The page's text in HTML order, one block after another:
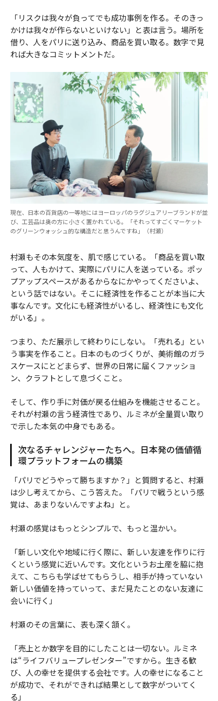
「リスクは我々が負ってでも成功事例を作る。そのきっ
かけは我々が作らないといけない」と表は言う。場所を
借り、人をパリに送り込み、商品を買い取る。数字で見
れば大きなコミットメントだ。
現在、日本の百貨店の一等地にはヨーロッパのラグジュアリーブランドが並
び、工芸品は奥の方に小さく置かれている。「それってすごくマーケット
のグリーンウォッシュ的な構造だと思うんですね」（村瀬）
村瀬もその本気度を、肌で感じている。「商品を買い取
って、人もかけて、実際にパリに人を送っている。ポッ
プアップスペースがあるからなにかやってくださいよ、
という話ではない。そこに経済性を作ることが本当に大
事なんです。文化にも経済性がいるし、経済性にも文化
がいる」。
つまり、ただ展示して終わりにしない。「売れる」とい
う事実を作ること。日本のものづくりが、美術館のガラ
スケースにとどまらず、世界の日常に届くファッショ
ン、クラフトとして息づくこと。
そして、作り手に対価が戻る仕組みを機能させること。
それが村瀬の言う経済性であり、ルミネが全量買い取り
で示した本気の中身でもある。
次なるチャレンジャーたちへ。日本発の価値循
環プラットフォームの構築
「パリでどうやって勝ちますか？」と質問すると、村瀬
は少し考えてから、こう答えた。「パリで戦うという感
覚は、あまりないんですよね」と。
村瀬の感覚はもっとシンプルで、もっと温かい。
「新しい文化や地域に行く際に、新しい友達を作りに行
くという感覚に近いんです。文化というお土産を脇に抱
えて、こちらも学ばせてもらうし、相手が持っていない
新しい価値を持っていって、まだ見たことのない友達に
会いに行く」
村瀬のその言葉に、表も深く頷く。
「売上とか数字を目的にしたことは一切ない。ルミネ
は“ライフバリュープレゼンター”ですから。生きる歓
び、人の幸せを提供する会社です。人の幸せになること
が成功で、それができれば結果として数字がついてく
る」